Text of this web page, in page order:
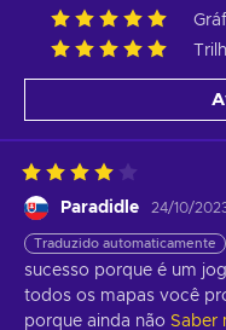
Paradidle 24/10/
Traduzido automaticamente
sucesso porque é um
todos os mapas você
porque ainda não Saber